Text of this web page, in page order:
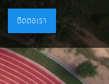
ติดต่อเรา